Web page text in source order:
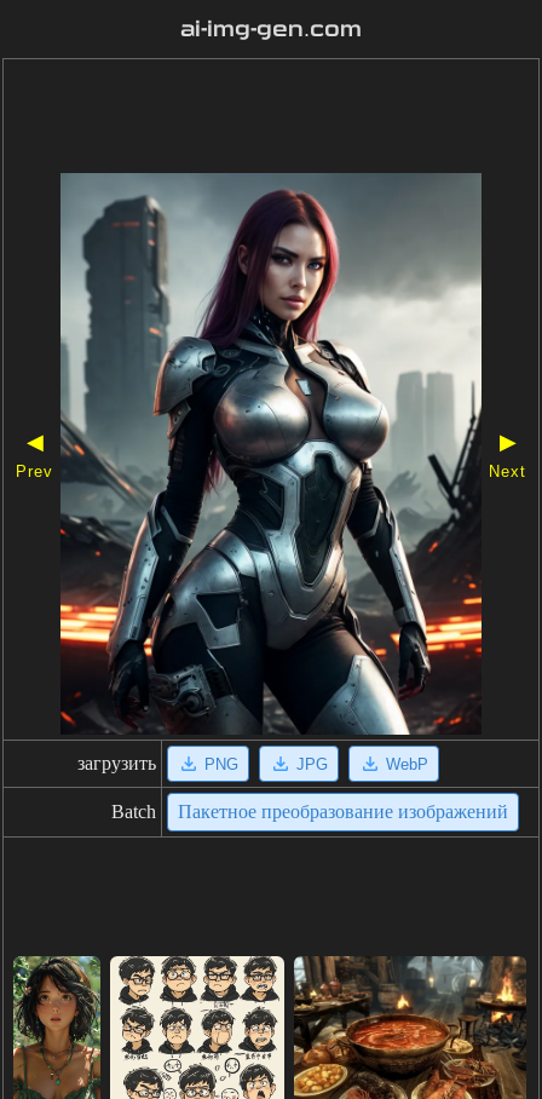
ai-img-gen.com
◀
Prev
▶
Next
загрузить PNG JPG WebP
Batch Пакетное преобразование изображений